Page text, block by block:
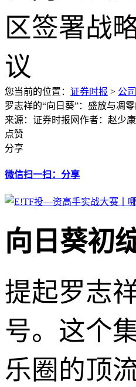
您当前的位置： 证券时报 > 公司
罗志祥的“向日葵”：盛放与凋
来源：证券时报网作者：赵少康
点赞
分享
微信扫一扫：分享
向日葵初
提起罗志
号。这个
乐圈的顶